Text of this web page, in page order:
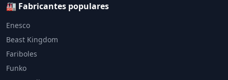
🏭 Fabricantes populares
Enesco
Beast Kingdom
Fariboles
Funko